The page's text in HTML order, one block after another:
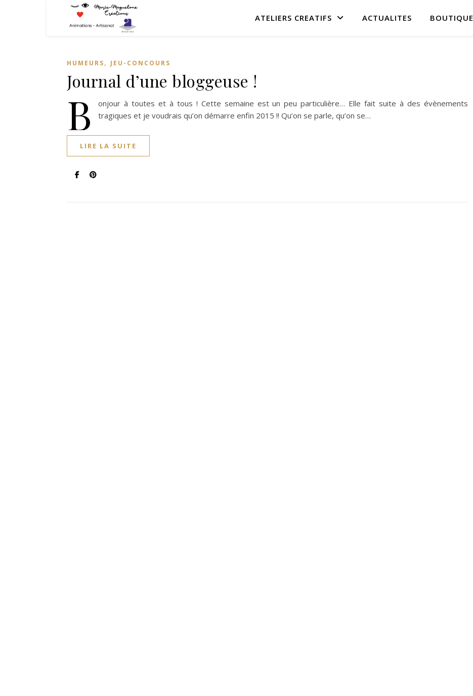
ATELIERS CREATIFS ACTUALITES BOUTIQUE
HUMEURS, JEU-CONCOURS
Journal d’une bloggeuse !
B
onjour à toutes et à tous ! Cette semaine est un peu particulière… Elle fait suite à des évènements
tragiques et je voudrais qu’on démarre enfin 2015 !! Qu’on se parle, qu’on se…
LIRE LA SUITE